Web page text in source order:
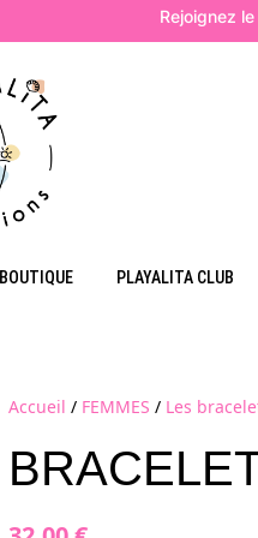
Rejoignez le
BOUTIQUE PLAYALITA CLUB
Les
Les
Accueil / FEMMES / Les